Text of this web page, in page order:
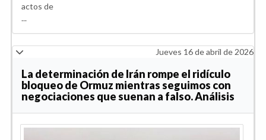
actos de
...
Jueves 16 de abril de 2026
La determinación de Irán rompe el ridículo
bloqueo de Ormuz mientras seguimos con
negociaciones que suenan a falso. Análisis